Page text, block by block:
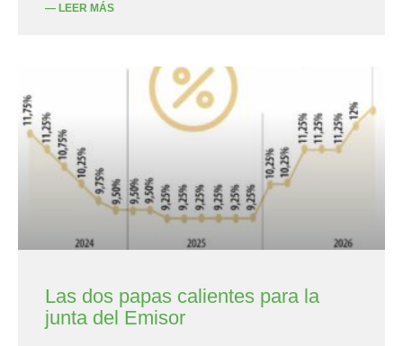
— LEER MÁS
Las dos papas calientes para la
junta del Emisor